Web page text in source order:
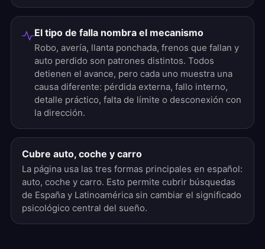
El tipo de falla nombra el mecanismo
Robo, avería, llanta ponchada, frenos que fallan y
auto perdido son patrones distintos. Todos
detienen el avance, pero cada uno muestra una
causa diferente: pérdida externa, fallo interno,
detalle práctico, falta de límite o desconexión con
la dirección.
Cubre auto, coche y carro
La página usa las tres formas principales en español:
auto, coche y carro. Esto permite cubrir búsquedas
de España y Latinoamérica sin cambiar el significado
psicológico central del sueño.